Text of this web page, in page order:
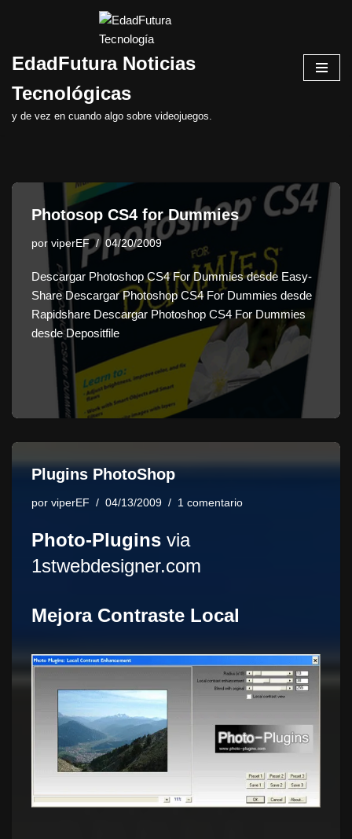
al
EdadFutura Noticias
Tecnológicas
y de vez en cuando algo sobre videojuegos.
Photosop CS4 for Dummies
por viperEF 04/20/2009
Descargar Photoshop CS4 For Dummies desde Easy-
Share Descargar Photoshop CS4 For Dummies desde
Rapidshare Descargar Photoshop CS4 For Dummies
desde Depositfile
Plugins PhotoShop
por viperEF 04/13/2009 1 comentario
Photo-Plugins via
1stwebdesigner.com
Mejora Contraste Local